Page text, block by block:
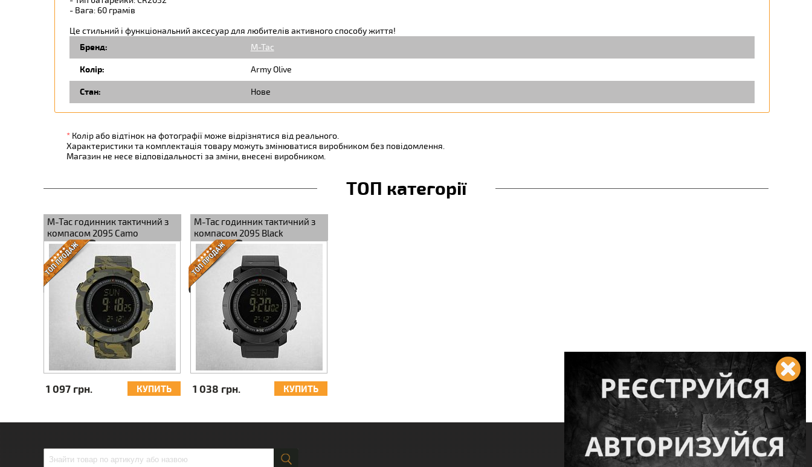
- Вага: 60 грамів
Це стильний і функціональний аксесуар для любителів активного способу життя!
Бренд:
M-Tac
Колір: Army Olive
Стан: Нове
* Колір або відтінок на фотографії може відрізнятися від реального.
Характеристики та комплектація товару можуть змінюватися виробником без повідомлення.
Магазин не несе відповідальності за зміни, внесені виробником.
ТОП категорії
M-Tac годинник тактичний з
компасом 2095 Camo
1 097 грн. КУПИТЬ
M-Tac годинник тактичний з
компасом 2095 Black
1 038 грн. КУПИТЬ
Слідкуйте за нами: